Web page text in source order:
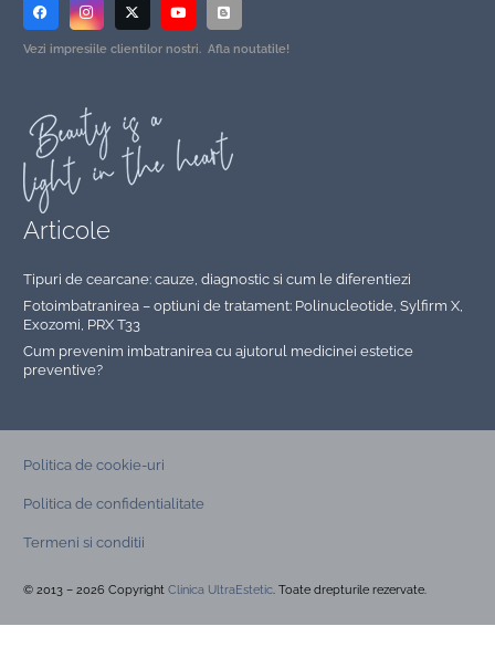
Vezi impresiile clientilor nostri. Afla noutatile!
Articole
Tipuri de cearcane: cauze, diagnostic si cum le diferentiezi
Fotoimbatranirea – optiuni de tratament: Polinucleotide, Sylfirm X,
Exozomi, PRX T33
Cum prevenim imbatranirea cu ajutorul medicinei estetice
preventive?
Politica de cookie-uri
Politica de confidentialitate
Termeni si conditii
© 2013 – 2026 Copyright Clinica UltraEstetic. Toate drepturile rezervate.